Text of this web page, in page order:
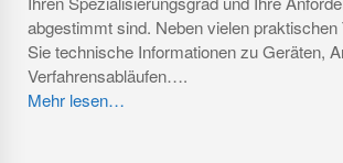
abgestimmt sind. Neben vielen praktischen
Sie technische Informationen zu Geräten,
Verfahrensabläufen….
Mehr lesen…